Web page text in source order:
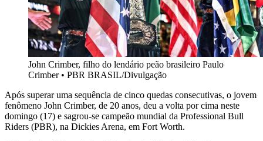
John Crimber, filho do lendário peão brasileiro Paulo
Crimber• PBR BRASIL/Divulgação
Após superar uma sequência de cinco quedas consecutivas, o jovem
fenômeno John Crimber, de 20 anos, deu a volta por cima neste
domingo (17) e sagrou-se campeão mundial da Professional Bull
Riders (PBR), na Dickies Arena, em Fort Worth.